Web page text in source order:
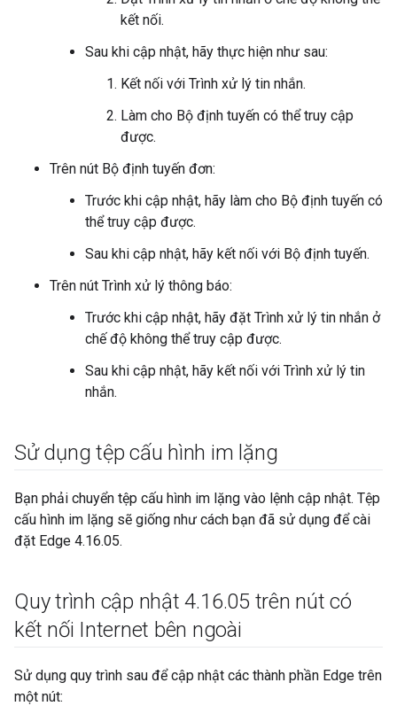
kết nối.
Sau khi cập nhật, hãy thực hiện như sau:
Kết nối với Trình xử lý tin nhắn.
Làm cho Bộ định tuyến có thể truy cập
được.
Trên nút Bộ định tuyến đơn:
Trước khi cập nhật, hãy làm cho Bộ định tuyến có
thể truy cập được.
Sau khi cập nhật, hãy kết nối với Bộ định tuyến.
Trên nút Trình xử lý thông báo:
Trước khi cập nhật, hãy đặt Trình xử lý tin nhắn ở
chế độ không thể truy cập được.
Sau khi cập nhật, hãy kết nối với Trình xử lý tin
nhắn.
Sử dụng tệp cấu hình im lặng
Bạn phải chuyển tệp cấu hình im lặng vào lệnh cập nhật. Tệp
cấu hình im lặng sẽ giống như cách bạn đã sử dụng để cài
đặt Edge 4.16.05.
Quy trình cập nhật 4.16.05 trên nút có
kết nối Internet bên ngoài
Sử dụng quy trình sau để cập nhật các thành phần Edge trên
một nút: